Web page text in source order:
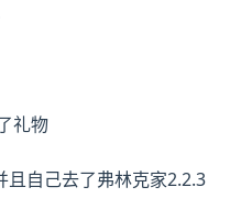
礼物
且自己去了弗林克家2.2.3